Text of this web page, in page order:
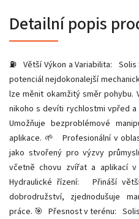
Detailní popis
⛽ Větší Výkon a Variabilita: Solis
potenciál nejdokonalejší
lze měnit okamžitý směr
nikoho s devíti rychlostmi vpřed
Umožňuje bezproblémové
aplikace. 🌱 Profesionální v
jako stvořený pro výzvy
včetně chovu zvířat a aplikací
Hydraulické řízení: Přináší
dobrodružství, zjednodušuje
práce. 🎯 Přesnost v terénu: